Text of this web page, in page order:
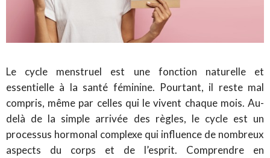
Le cycle menstruel est une fonction naturelle et
essentielle à la santé féminine. Pourtant, il reste mal
compris, même par celles qui le vivent chaque mois. Au-
delà de la simple arrivée des règles, le cycle est un
processus hormonal complexe qui influence de nombreux
aspects du corps et de l’esprit. Comprendre en